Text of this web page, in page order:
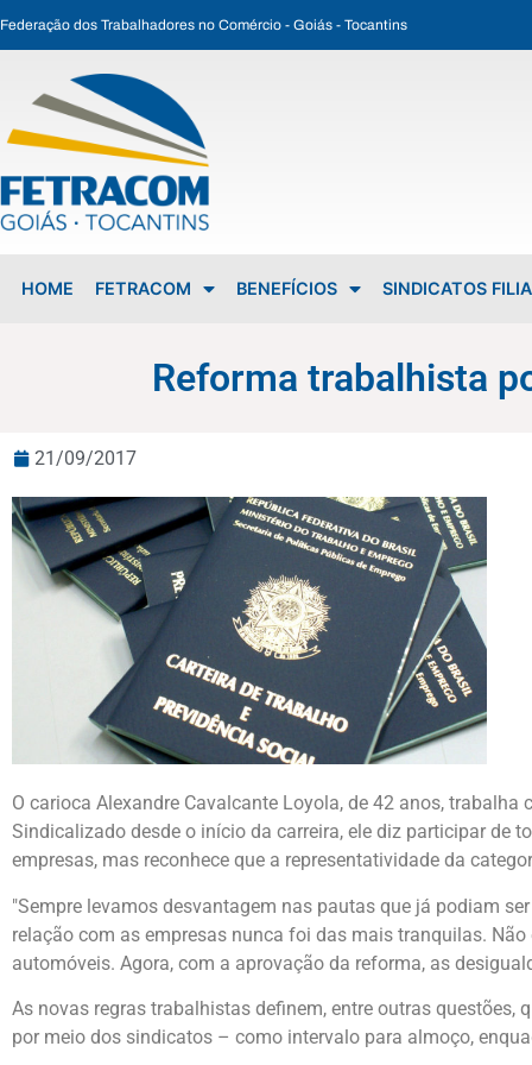
Federação dos Trabalhadores no Comércio - Goiás - Tocantins
HOME FETRACOM BENEFÍCIOS SINDICATOS
Reforma trabalhista
21/09/2017
O carioca Alexandre Cavalcante Loyola, de 42 anos,
Sindicalizado desde o início da carreira, ele diz participar de
empresas, mas reconhece que a representatividade da
"Sempre levamos desvantagem nas pautas que já podiam
relação com as empresas nunca foi das mais tranquilas.
automóveis. Agora, com a aprovação da reforma, as
As novas regras trabalhistas definem, entre outras questões,
por meio dos sindicatos – como intervalo para almoço,